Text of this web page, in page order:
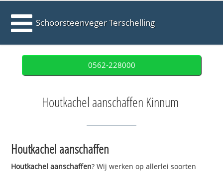
Schoorsteenveger Terschelling
0562-228000
Houtkachel aanschaffen Kinnum
Houtkachel aanschaffen
Houtkachel aanschaffen? Wij werken op allerlei soorten